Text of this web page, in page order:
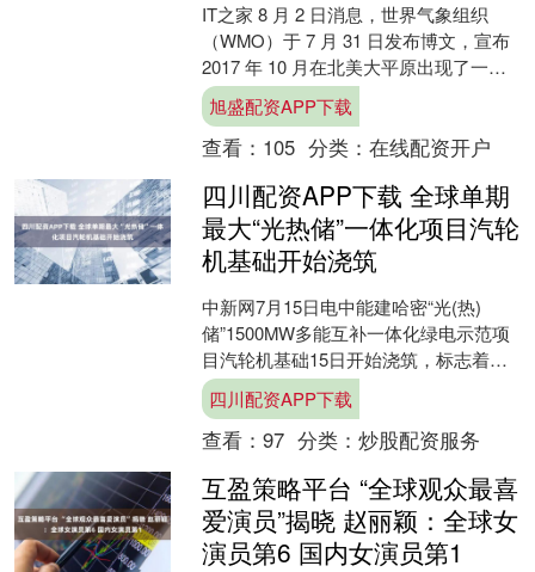
IT之家 8 月 2 日消息，世界气象组织
（WMO）于 7 月 31 日发布博文，宣布
2017 年 10 月在北美大平原出现了一条
长达 829 公里（515 ....
旭盛配资APP下载
查看： 105 分类： 在线配资开户
四川配资APP下载 全球单期
最大“光热储”一体化项目汽轮
机基础开始浇筑
中新网7月15日电中能建哈密“光(热)
储”1500MW多能互补一体化绿电示范项
目汽轮机基础15日开始浇筑，标志着全
球单期最大“光热储”一体化项目取得关键
进展，为....
四川配资APP下载
查看： 97 分类： 炒股配资服务
互盈策略平台 “全球观众最喜
爱演员”揭晓 赵丽颖：全球女
演员第6 国内女演员第1